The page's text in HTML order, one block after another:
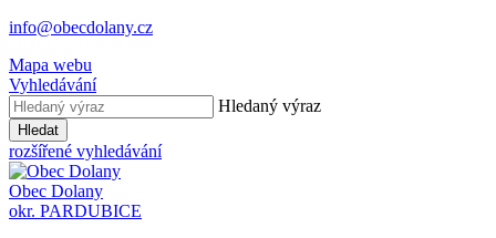
info@obecdolany.cz
Mapa webu
Vyhledávání
Hledaný výraz
Hledat
rozšířené vyhledávání
Obec Dolany
okr. PARDUBICE